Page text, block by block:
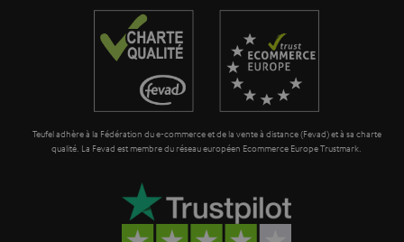
i
t
n
a
r
i
Teufel adhère à la Fédération du e-commerce et de la vente à distance (Fevad) et à sa charte
qualité. La Fevad est membre du réseau européen Ecommerce Europe Trustmark.